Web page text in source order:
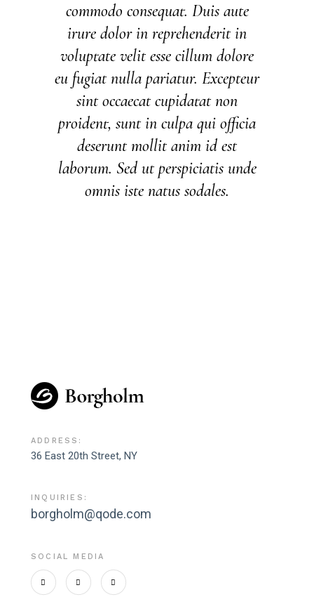
commodo consequat. Duis aute
irure dolor in reprehenderit in
voluptate velit esse cillum dolore
eu fugiat nulla pariatur. Excepteur
sint occaecat cupidatat non
proident, sunt in culpa qui officia
deserunt mollit anim id est
laborum. Sed ut perspiciatis unde
omnis iste natus sodales.
ADDRESS:
36 East 20th Street, NY
INQUIRIES:
borgholm@qode.com
SOCIAL MEDIA